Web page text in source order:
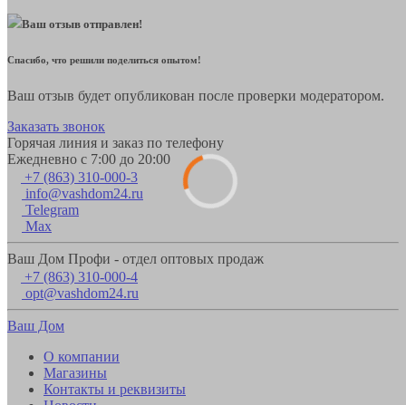
Ваш отзыв отправлен!
Спасибо, что решили поделиться опытом!
Ваш отзыв будет опубликован после проверки модератором.
Заказать звонок
Горячая линия и заказ по телефону
Ежедневно с 7:00 до 20:00
+7 (863) 310-000-3
info@vashdom24.ru
Telegram
Max
Ваш Дом Профи - отдел оптовых продаж
+7 (863) 310-000-4
opt@vashdom24.ru
Ваш Дом
О компании
Магазины
Контакты и реквизиты